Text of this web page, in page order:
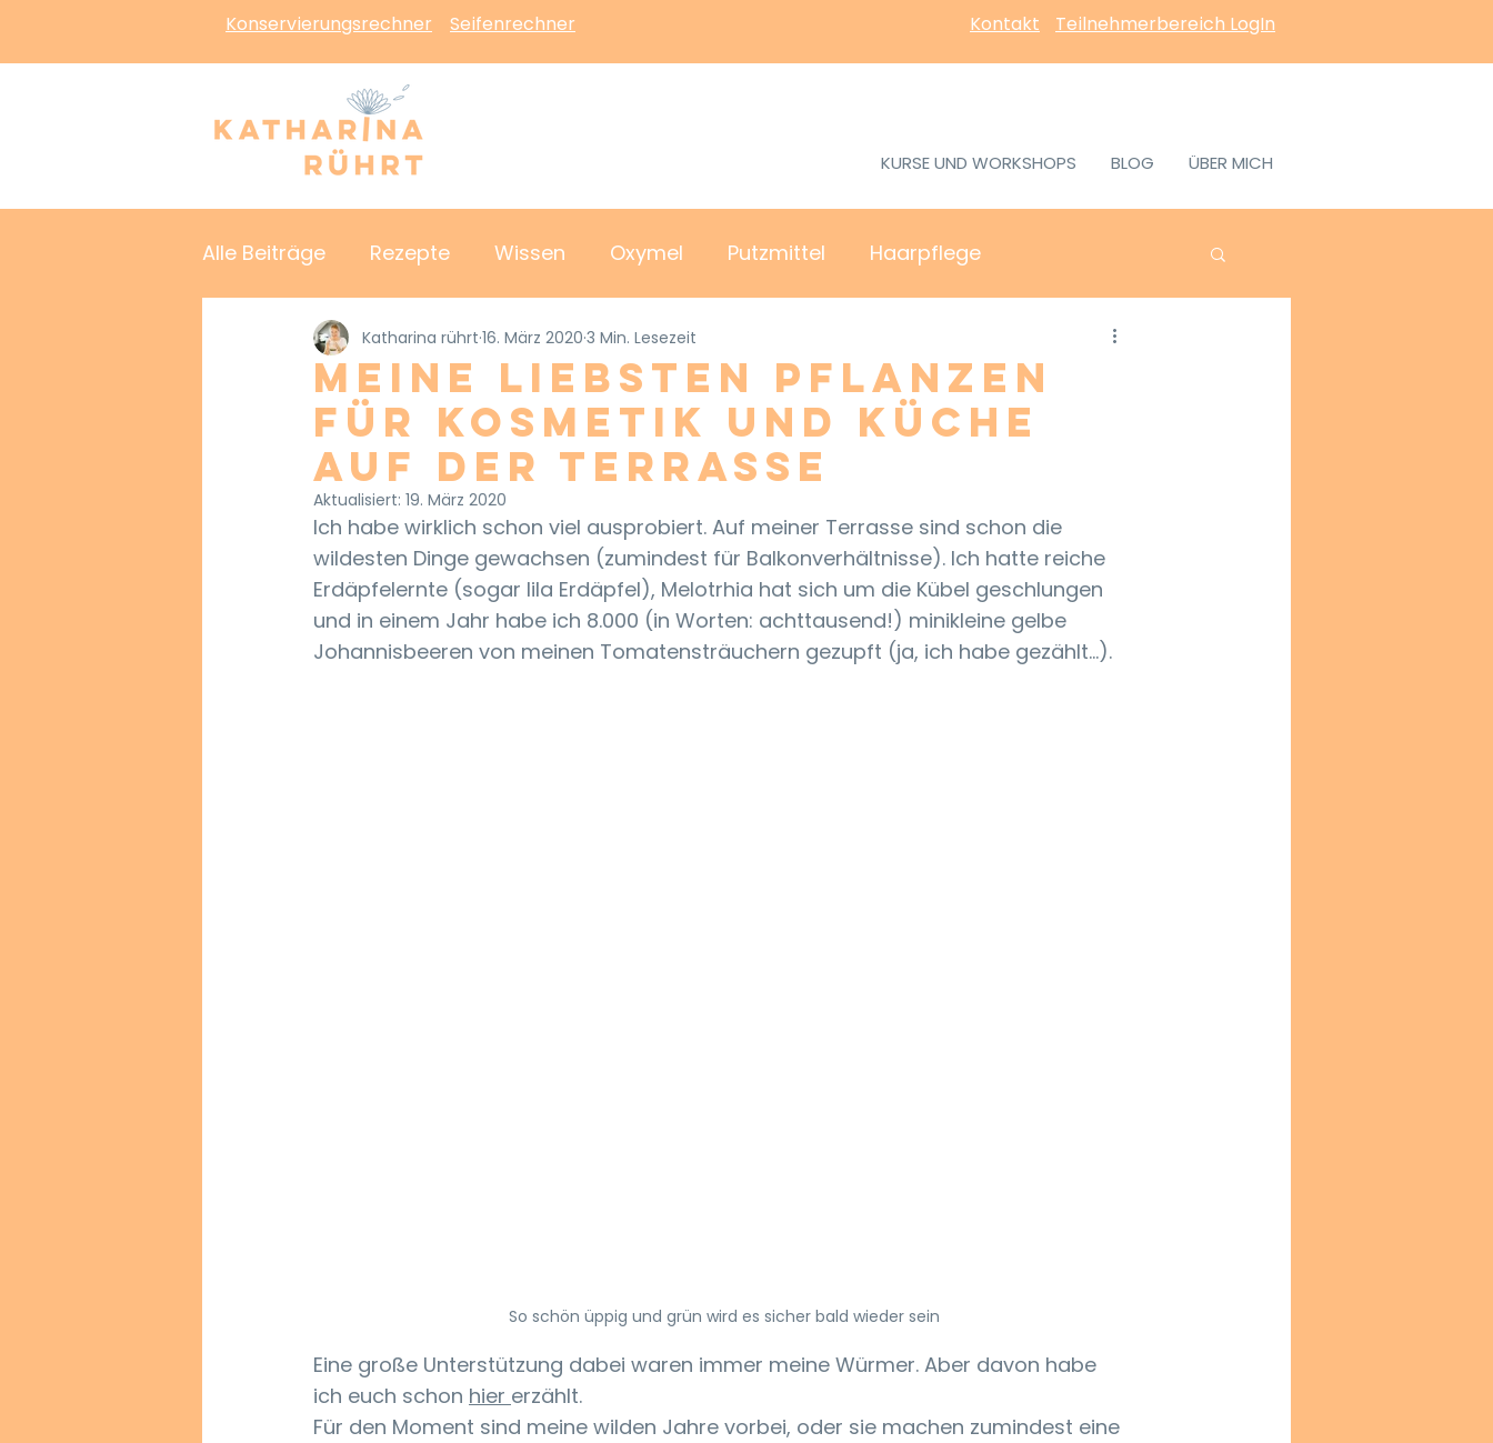
Konservierungsrechner Seifenrechner Kontakt Teilnehmerbereich LogIn
KURSE UND WORKSHOPS BLOG ÜBER MICH
Alle Beiträge Rezepte Wissen Oxymel Putzmittel Haarpflege
Meine liebsten Pflanzen
für Kosmetik und Küche
auf der Terrasse
Katharina rührt 16. März 2020 3 Min. Lesezeit
Aktualisiert: 19. März 2020
Ich habe wirklich schon viel ausprobiert. Auf meiner Terrasse sind schon die
wildesten Dinge gewachsen (zumindest für Balkonverhältnisse). Ich hatte reiche
Erdäpfelernte (sogar lila Erdäpfel), Melotrhia hat sich um die Kübel geschlungen
und in einem Jahr habe ich 8.000 (in Worten: achttausend!) minikleine gelbe
Johannisbeeren von meinen Tomatensträuchern gezupft (ja, ich habe gezählt...).
So schön üppig und grün wird es sicher bald wieder sein
Eine große Unterstützung dabei waren immer meine Würmer. Aber davon habe
ich euch schon hier erzählt.
Für den Moment sind meine wilden Jahre vorbei, oder sie machen zumindest eine